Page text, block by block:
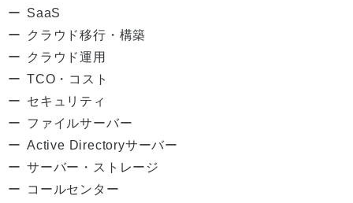
SaaS
クラウド移行・構築
クラウド運用
TCO・コスト
セキュリティ
ファイルサーバー
Active Directoryサーバー
サーバー・ストレージ
コールセンター